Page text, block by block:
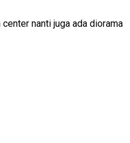
nanti juga ada diorama